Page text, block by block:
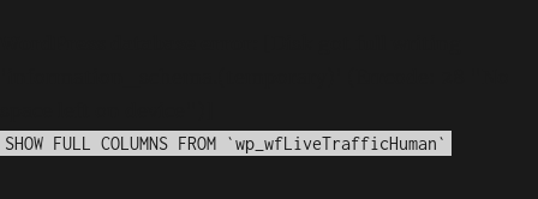
SHOW FULL COLUMNS FROM `wp_wfLiveTrafficHuman`